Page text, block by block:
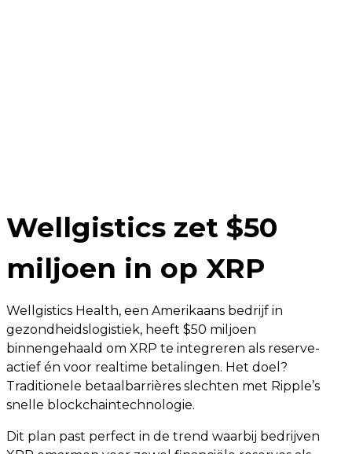
Wellgistics zet $50
miljoen in op XRP
Wellgistics Health, een Amerikaans bedrijf in
gezondheidslogistiek, heeft $50 miljoen
binnengehaald om XRP te integreren als reserve-
actief én voor realtime betalingen. Het doel?
Traditionele betaalbarrières slechten met Ripple’s
snelle blockchaintechnologie.
Dit plan past perfect in de trend waarbij bedrijven